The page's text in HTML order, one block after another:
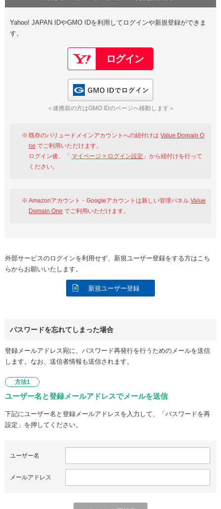
Google
GMO ID Amazon
※AmazonはValue Domain Oneのログイン画面へ遷移します
Value Domain Oneアカウント作成
以下でも登録可能
Google Yahoo!
GMO ID
Yahoo! JAPAN IDやGMO IDを利用してログインや新規登録ができま
す。
＜連携前の方はGMO IDのページへ移動します＞
既存のバリュードメインアカウントへの紐付けはValue Domain O
ne でご利用いただけます。
ログイン後、「 マイページ > ログイン設定 」から紐付けを行って
ください。
Amazonアカウント・Googleアカウントは新しい管理パネルValue
Domain One でご利用いただけます。
外部サービスのログインを利用せず、新規ユーザー登録をする方はこち
らからお願いいたします。
新規ユーザー登録
パスワードを忘れてしまった場合
登録メールアドレス宛に、パスワード再発行を行うためのメールを送信
します。なお、送信者情報も送信されます。
方法1
ユーザー名と登録メールアドレスでメールを送信
下記にユーザー名と登録メールアドレスを入力して、「パスワードを再
設定」を押してください。
ユーザー名
メールアドレス